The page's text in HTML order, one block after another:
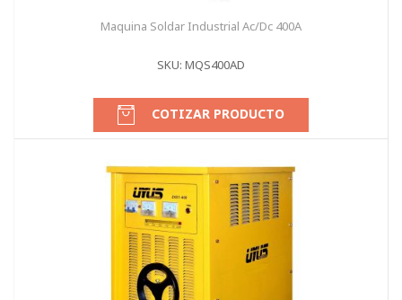
Maquina Soldar Industrial Ac/Dc 400A
SKU: MQS400AD
COTIZAR PRODUCTO